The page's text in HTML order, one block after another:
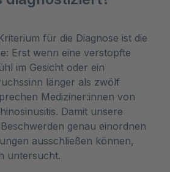
für die Diagnose ist die
Erst wenn eine verstopfte
im Gesicht oder ein
länger als zwölf
Mediziner:innen von
Damit unsere
genau einordnen
ausschließen können,
untersucht.